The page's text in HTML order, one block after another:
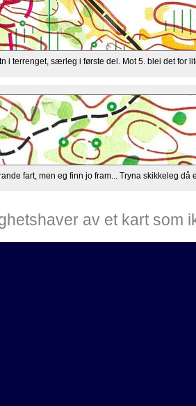
i terrenget, særleg i første del. Mot 5. blei det for
fart, men eg finn jo fram... Tryna skikkeleg
av et kart